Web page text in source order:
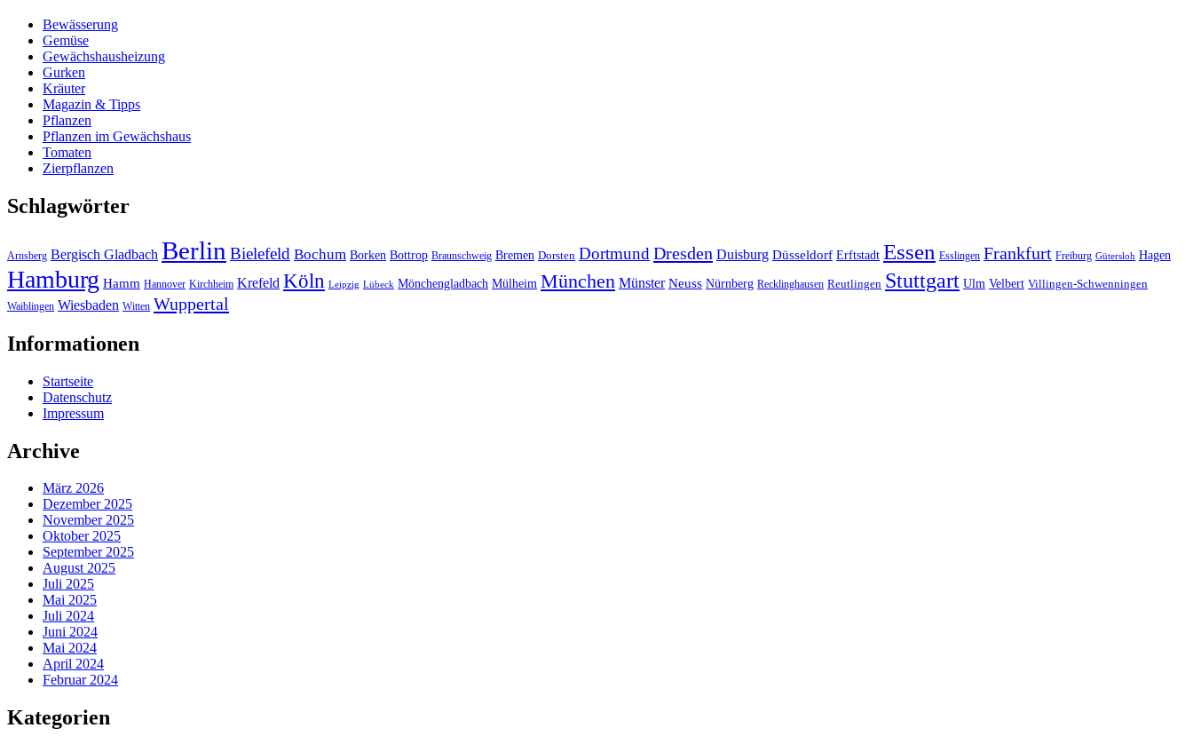
Bewässerung
Gemüse
Gewächshausheizung
Gurken
Kräuter
Magazin & Tipps
Pflanzen
Pflanzen im Gewächshaus
Tomaten
Zierpflanzen
Schlagwörter
Arnsberg Bergisch Gladbach Berlin Bielefeld Bochum Borken Bottrop Braunschweig Bremen Dorsten Dortmund Dresden Duisburg Düsseldorf Erftstadt Essen Esslingen Frankfurt Freiburg Gütersloh Hagen
Hamburg Hamm Hannover Kirchheim Krefeld Köln Leipzig Lübeck Mönchengladbach Mülheim München Münster Neuss Nürnberg Recklinghausen Reutlingen Stuttgart Ulm Velbert Villingen-Schwenningen
Waiblingen Wiesbaden Witten Wuppertal
Informationen
Startseite
Datenschutz
Impressum
Archive
März 2026
Dezember 2025
November 2025
Oktober 2025
September 2025
August 2025
Juli 2025
Mai 2025
Juli 2024
Juni 2024
Mai 2024
April 2024
Februar 2024
Kategorien